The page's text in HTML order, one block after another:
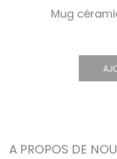
Mug
A PROPOS DE